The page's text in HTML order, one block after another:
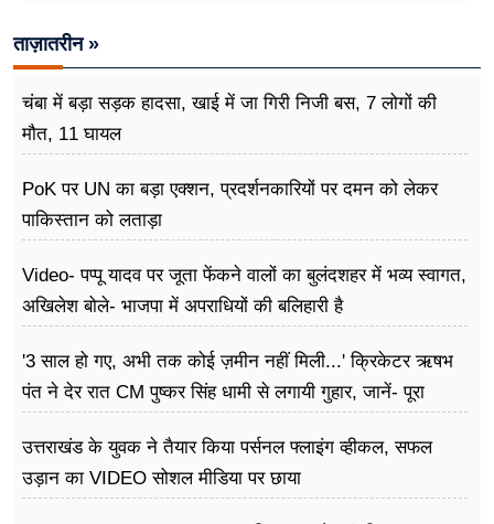
ताज़ातरीन »
चंबा में बड़ा सड़क हादसा, खाई में जा गिरी निजी बस, 7 लोगों की
मौत, 11 घायल
PoK पर UN का बड़ा एक्शन, प्रदर्शनकारियों पर दमन को लेकर
पाकिस्तान को लताड़ा
Video- पप्पू यादव पर जूता फेंकने वालों का बुलंदशहर में भव्य स्वागत,
अखिलेश बोले- भाजपा में अपराधियों की बलिहारी है
'3 साल हो गए, अभी तक कोई ज़मीन नहीं मिली...' क्रिकेटर ऋषभ
पंत ने देर रात CM पुष्कर सिंह धामी से लगायी गुहार, जानें- पूरा
उत्तराखंड के युवक ने तैयार किया पर्सनल फ्लाइंग व्हीकल, सफल
उड़ान का VIDEO सोशल मीडिया पर छाया